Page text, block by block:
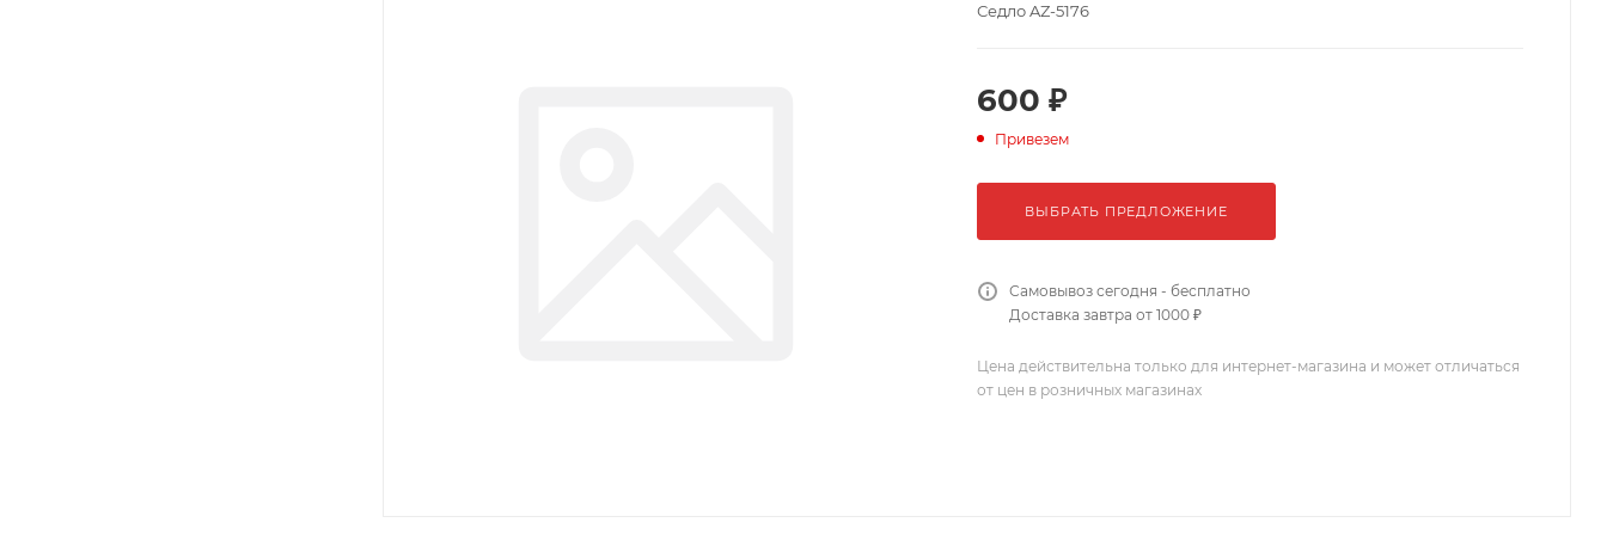
Седло AZ-5176
600 ₽
Привезем
ВЫБРАТЬ ПРЕДЛОЖЕНИЕ
Самовывоз сегодня - бесплатно
Доставка завтра от 1000 ₽
Цена действительна только для интернет-магазина и может отличаться
от цен в розничных магазинах